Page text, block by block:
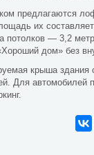
предлагаются
их
потолков — 3,2
дом» без
крыша здания
Для автомобилей